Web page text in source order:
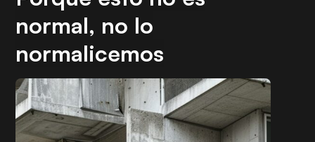
normal, no lo
normalicemos